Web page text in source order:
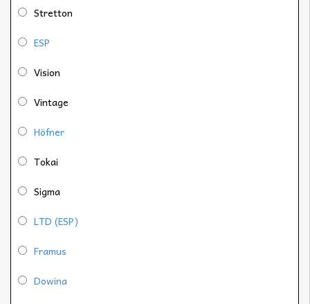
Stretton
ESP
Vision
Vintage
Höfner
Tokai
Sigma
LTD (ESP)
Framus
Dowina